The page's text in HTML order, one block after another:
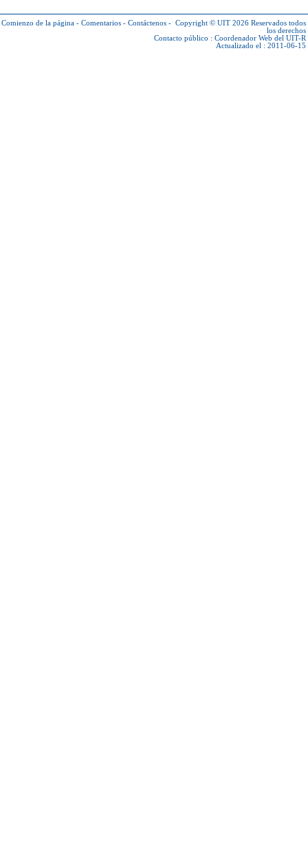
Comienzo de la página - Comentarios - Contáctenos - Copyright © UIT 2026 Reservados todos
los derechos
Contacto público : Coordenador Web del UIT-R
Actualizado el : 2011-06-15